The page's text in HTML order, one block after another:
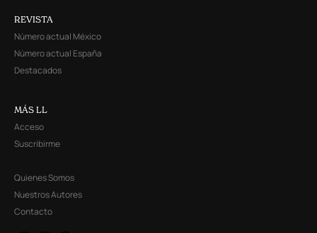
REVISTA
Número actual México
Número actual España
Destacados
MÁS LL
Acceso
Suscribirme
Quienes Somos
Nuestros Autores
Contacto